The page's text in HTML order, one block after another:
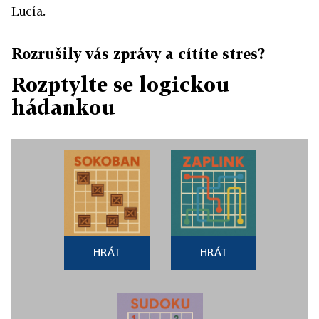
Lucía.
Rozrušily vás zprávy a cítíte stres?
Rozptylte se logickou
hádankou
HRÁT HRÁT